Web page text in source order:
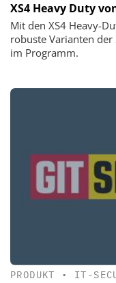
XS4 Heavy Duty
Mit den XS4 Heavy-
robuste Varianten der
im Programm.
PRODUKT • IT-